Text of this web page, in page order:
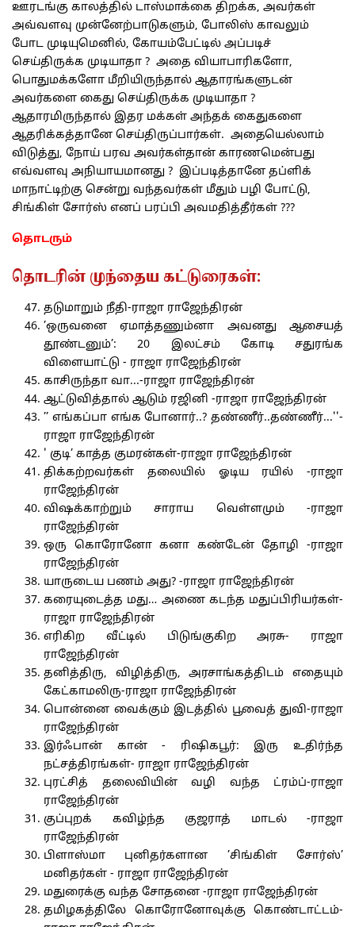
ஊரடங்கு காலத்தில் டாஸ்மாக்கை திறக்க, அவர்கள்
அவ்வளவு முன்னேற்பாடுகளும், போலிஸ் காவலும்
போட முடியுமெனில், கோயம்பேட்டில் அப்படிச்
செய்திருக்க முடியாதா ? அதை வியாபாரிகளோ,
பொதுமக்களோ மீறியிருந்தால் ஆதாரங்களுடன்
அவர்களை கைது செய்திருக்க முடியாதா ?
ஆதாரமிருந்தால் இதர மக்கள் அந்தக் கைதுகளை
ஆதரிக்கத்தானே செய்திருப்பார்கள். அதையெல்லாம்
விடுத்து, நோய் பரவ அவர்கள்தான் காரணமென்பது
எவ்வளவு அநியாயமானது ? இப்படித்தானே தப்ளிக்
மாநாட்டிற்கு சென்று வந்தவர்கள் மீதும் பழி போட்டு,
சிங்கிள் சோர்ஸ் எனப் பரப்பி அவமதித்தீர்கள் ???
தொடரும்
தொடரின் முந்தைய கட்டுரைகள்:
தடுமாறும் நீதி-ராஜா ராஜேந்திரன்
’ஒருவனை ஏமாத்தணும்னா அவனது ஆசையத்
தூண்டனும்’: 20 இலட்சம் கோடி சதுரங்க
விளையாட்டு - ராஜா ராஜேந்திரன்
காசிருந்தா வா...-ராஜா ராஜேந்திரன்
ஆட்டுவித்தால் ஆடும் ரஜினி -ராஜா ராஜேந்திரன்
’’ எங்கப்பா எங்க போனார்..? தண்ணீர்..தண்ணீர்...''-
ராஜா ராஜேந்திரன்
' குடி’ காத்த குமரன்கள்-ராஜா ராஜேந்திரன்
திக்கற்றவர்கள் தலையில் ஓடிய ரயில் -ராஜா
ராஜேந்திரன்
விஷக்காற்றும் சாராய வெள்ளமும் -ராஜா
ராஜேந்திரன்
ஒரு கொரோனோ கனா கண்டேன் தோழி -ராஜா
ராஜேந்திரன்
யாருடைய பணம் அது? -ராஜா ராஜேந்திரன்
கரையுடைத்த மது… அணை கடந்த மதுப்பிரியர்கள்-
ராஜா ராஜேந்திரன்
எரிகிற வீட்டில் பிடுங்குகிற அரசு- ராஜா
ராஜேந்திரன்
தனித்திரு, விழித்திரு, அரசாங்கத்திடம் எதையும்
கேட்காமலிரு-ராஜா ராஜேந்திரன்
பொன்னை வைக்கும் இடத்தில் பூவைத் துவி-ராஜா
ராஜேந்திரன்
இர்ஃபான் கான் - ரிஷிகபூர்: இரு உதிர்ந்த
நட்சத்திரங்கள்- ராஜா ராஜேந்திரன்
புரட்சித் தலைவியின் வழி வந்த ட்ரம்ப்-ராஜா
ராஜேந்திரன்
குப்புறக் கவிழ்ந்த குஜராத் மாடல் -ராஜா
ராஜேந்திரன்
பிளாஸ்மா புனிதர்களான ’சிங்கிள் சோர்ஸ்’
மனிதர்கள் - ராஜா ராஜேந்திரன்
மதுரைக்கு வந்த சோதனை -ராஜா ராஜேந்திரன்
தமிழகத்திலே கொரோனோவுக்கு கொண்டாட்டம்-